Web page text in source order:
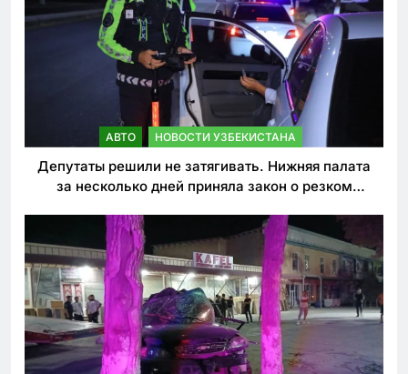
АВТО НОВОСТИ УЗБЕКИСТАНА
Депутаты решили не затягивать. Нижняя палата
за несколько дней приняла закон о резком